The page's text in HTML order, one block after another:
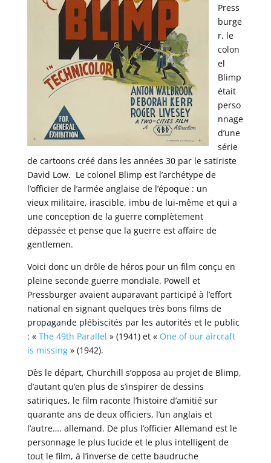
Press
burge
r, le
colon
el
Blimp
était
perso
nnage
d’une
série
de cartoons créé dans les années 30 par le satiriste
David Low. Le colonel Blimp est l’archétype de
l’officier de l’armée anglaise de l’époque : un
vieux militaire, irascible, imbu de lui-même et qui a
une conception de la guerre complètement
dépassée et pense que la guerre est affaire de
gentlemen.
Voici donc un drôle de héros pour un film conçu en
pleine seconde guerre mondiale. Powell et
Pressburger avaient auparavant participé à l’effort
national en signant quelques très bons films de
propagande plébiscités par les autorités et le public
: « The 49th Parallel » (1941) et « One of our aircraft
is missing» (1942).
Dès le départ, Churchill s’opposa au projet de Blimp,
d’autant qu’en plus de s’inspirer de dessins
satiriques, le film raconte l’histoire d’amitié sur
quarante ans de deux officiers, l’un anglais et
l’autre…. allemand. De plus l’officier Allemand est le
personnage le plus lucide et le plus intelligent de
tout le film, à l’inverse de cette baudruche